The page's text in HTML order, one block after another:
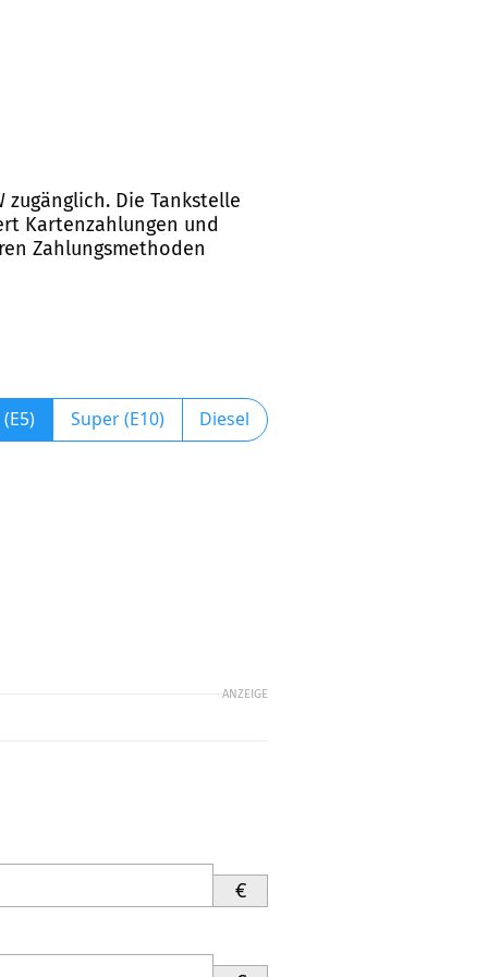
Die Tankstelle
Kartenzahlungen und
Zahlungsmethoden
Super (E10) Diesel
ANZEIGE
€